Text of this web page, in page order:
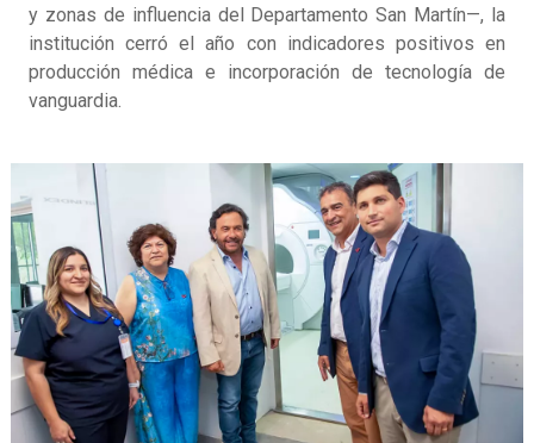
y zonas de influencia del Departamento San Martín—, la
institución cerró el año con indicadores positivos en
producción médica e incorporación de tecnología de
vanguardia.